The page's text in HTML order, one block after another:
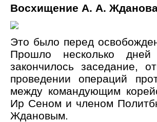
Восхищение А. А.
Это было перед
Прошло несколько
закончилось заседание,
проведении операций
между командующим
Ир Сеном и членом
Ждановым.